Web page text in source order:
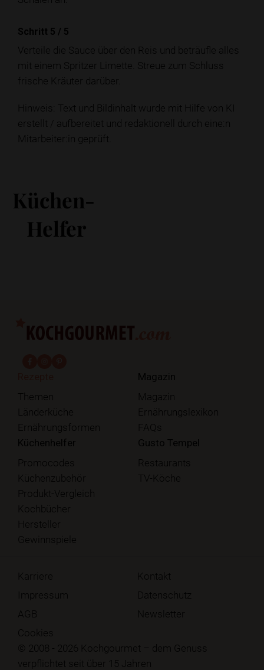
Schritt 5 / 5
Verteile die Sauce über den Reis und beträufle alles
mit einem Spritzer Limette. Streue zum Schluss
frische Kräuter darüber.
Hinweis: Text und Bildinhalt wurde mit Hilfe von KI
erstellt / aufbereitet und redaktionell durch eine:n
Mitarbeiter:in geprüft.
Küchen-
Helfer
Themen
Länderküche
Ernährungsformen
Magazin
Magazin
Ernährungslexikon
FAQs
Küchenhelfer
Promocodes
Küchenzubehör
Produkt-Vergleich
Kochbücher
Hersteller
Gewinnspiele
Gusto Tempel
Restaurants
TV-Köche
© 2008 - 2026 Kochgourmet – dem Genuss
verpflichtet seit über 15 Jahren
Karriere
Kontakt
Impressum
Datenschutz
AGB
Newsletter
Cookies